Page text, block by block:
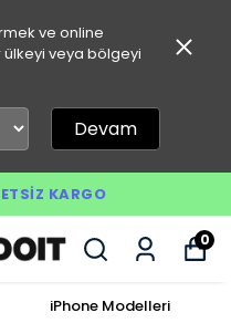
ve online
veya bölgeyi
Devam
KARGO
0
iPhone Modelleri